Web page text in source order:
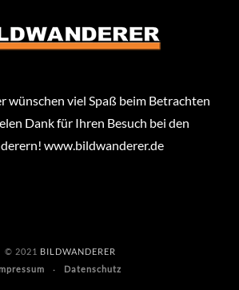
wünschen viel Spaß beim Betrachten
Dank für Ihren Besuch bei den
www.bildwanderer.de
© 2021 BILDWANDERER
Datenschutz